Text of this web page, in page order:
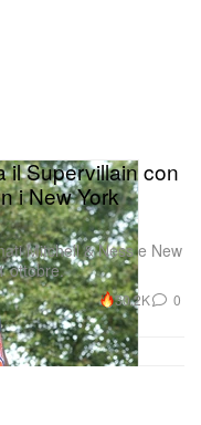
il Supervillain con
i New York
Mitchell & Ness e New
ottobre.
30.2K 0